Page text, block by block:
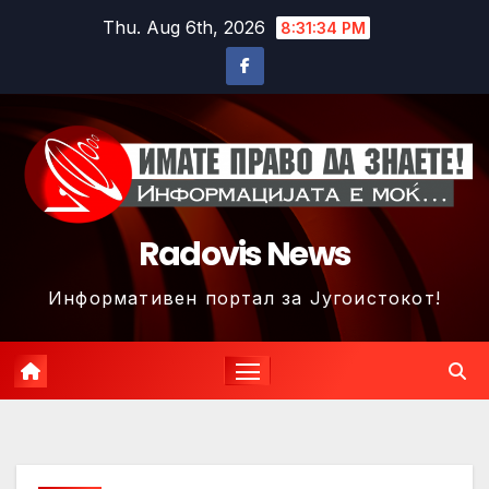
Thu. Aug 6th, 2026 8:31:36 PM
Radovis News
Информативен портал за Југоистокот!